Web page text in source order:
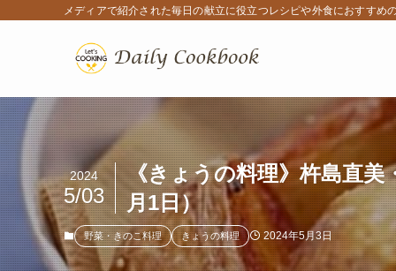
メディアで紹介された毎日の献立に役立つレシピや外食におすすめ
《きょうの料理》杵島直
月1日）
2024
5/03
野菜・きのこ料理 きょうの料理 2024年5月3日